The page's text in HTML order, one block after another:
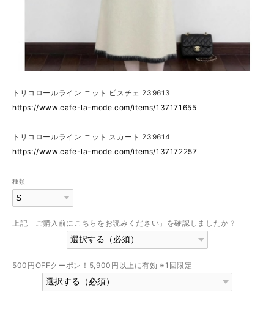
トリコロールライン ニット ビスチェ 239613
https://www.cafe-la-mode.com/items/137171655
トリコロールライン ニット スカート 239614
https://www.cafe-la-mode.com/items/137172257
種類
上記「ご購入前にこちらをお読みください」を確認しましたか？
500円OFFクーポン！5,900円以上に有効 ※1回限定